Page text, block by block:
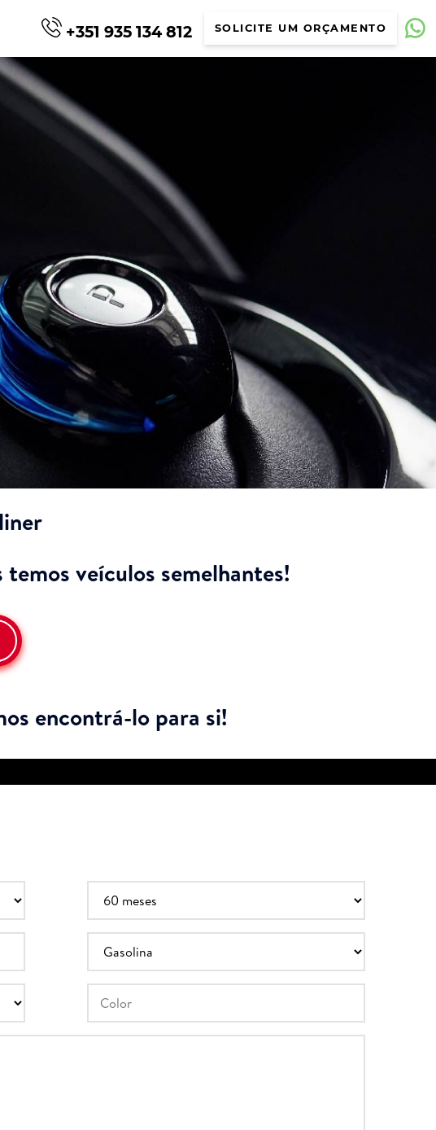
+351 935 134 812 SOLICITE UM ORÇAMENTO
veículos semelhantes!
encontrá-lo para si!